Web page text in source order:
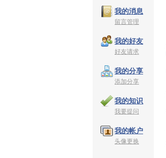
我的消息
留言管理
我的好友
好友请求
我的分享
添加分享
我的知识
我要提问
我的帐户
头像更换